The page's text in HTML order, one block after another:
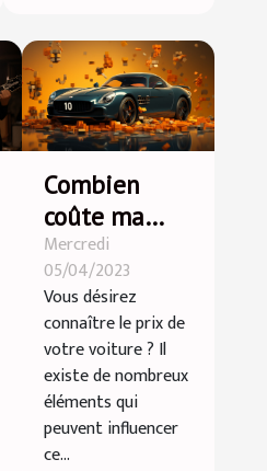
Combien
coûte ma
voiture ?
Mercredi
05/04/2023
Vous désirez
connaître le prix de
votre voiture ? Il
existe de nombreux
éléments qui
peuvent influencer
ce...